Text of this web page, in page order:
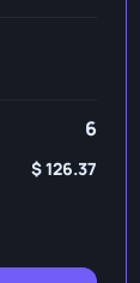
6
126.37